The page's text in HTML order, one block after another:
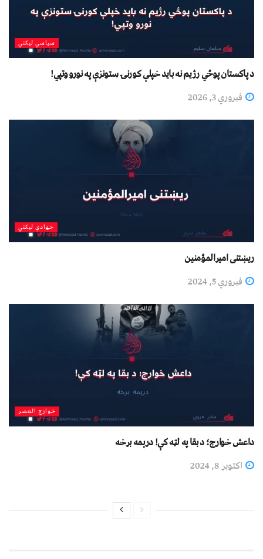
سیاسي لیکني
د پاکستان پوځي رژیم نه باید خپلې کورنۍ ستونزې په نورو وتپي!
فبروري 3, 2026
جهادي لیکني
ريښتنی اميرالمؤمنين
فبروري 5, 2024
خوارج العصر
داعش خوارج؛ د بقا په لټه کې! درېمه برخه
اکتوبر 8, 2024